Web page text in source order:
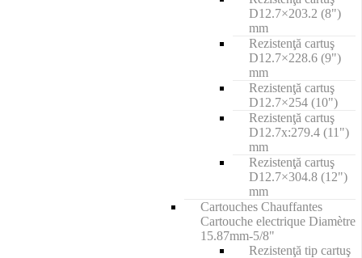
D12.7×203.2 (8")
mm
Rezistenţă cartuş
D12.7×228.6 (9")
mm
Rezistenţă cartuş
D12.7×254 (10")
Rezistenţă cartuş
D12.7x:279.4 (11")
mm
Rezistenţă cartuş
D12.7×304.8 (12")
mm
Cartouches Chauffantes
Cartouche electrique Diamètre
15.87mm-5/8"
Rezistenţă tip cartuş